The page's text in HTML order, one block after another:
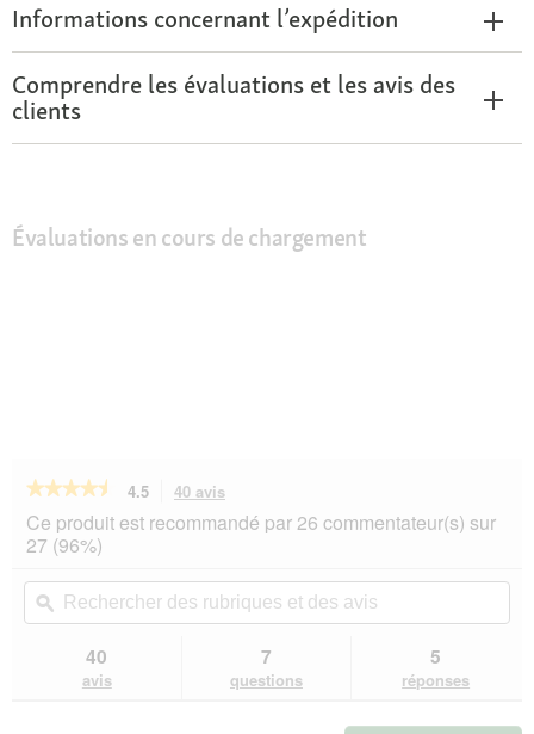
Informations concernant l’expédition
Comprendre les évaluations et les avis des
clients
Évaluations en cours de chargement
★★★★★
★★★★★
sur
5
les
avis
REAL
NATURE
4.5 40 avis
action
vous
vers
les
avis.
Ce produit est recommandé par 26 commentateur(s) sur
27 (96%)
Rechercher
des
rubriques
ϙ
40
avis
7
questions
5
réponses